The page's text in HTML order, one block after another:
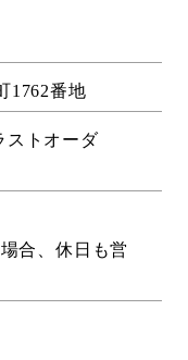
1762番地
ストオーダ
合、休日も営